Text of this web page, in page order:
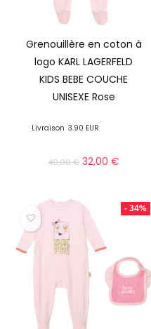
Grenouillère en coton à
logo KARL LAGERFELD
KIDS BEBE COUCHE
UNISEXE Rose
Livraison 3.90 EUR
49,00€ 32,00€
- 34%